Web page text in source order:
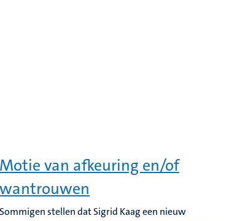
Motie van afkeuring en/of
wantrouwen
Sommigen stellen dat Sigrid Kaag een nieuw